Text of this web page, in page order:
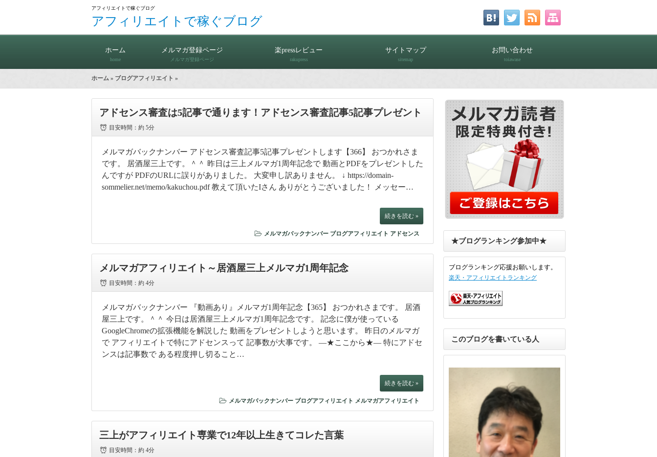
アフィリエイトで稼ぐブログ
アフィリエイトで稼ぐブログ
ホーム
home
メルマガ登録ページ
メルマガ登録ページ
楽pressレビュー
rakupress
サイトマップ
sitemap
お問い合わせ
toiawase
ホーム » ブログアフィリエイト »
アドセンス審査は5記事で通ります！アドセンス審査記事5記事プレゼント
目安時間：約 5分
メルマガバックナンバー アドセンス審査記事5記事プレゼントします【366】 おつかれさま
です。 居酒屋三上です。＾＾ 昨日は三上メルマガ1周年記念で 動画とPDFをプレゼントした
んですが PDFのURLに誤りがありました。 大変申し訳ありません。 ↓ https://domain-
sommelier.net/memo/kakuchou.pdf 教えて頂いたIさん ありがとうございました！ メッセー…
続きを読む »
メルマガバックナンバー ブログアフィリエイト アドセンス
メルマガアフィリエイト～居酒屋三上メルマガ1周年記念
目安時間：約 4分
メルマガバックナンバー 『動画あり』メルマガ1周年記念【365】 おつかれさまです。 居酒
屋三上です。＾＾ 今日は居酒屋三上メルマガ1周年記念です。 記念に僕が使っている
GoogleChromeの拡張機能を解説した 動画をプレゼントしようと思います。 昨日のメルマガ
で アフィリエイトで特にアドセンスって 記事数が大事です。 —★ここから★— 特にアドセ
ンスは記事数で ある程度押し切ること…
続きを読む »
メルマガバックナンバー ブログアフィリエイト メルマガアフィリエイト
三上がアフィリエイト専業で12年以上生きてコレた言葉
目安時間：約 4分
★ブログランキング参加中★
ブログランキング応援お願いします。
楽天・アフィリエイトランキング
このブログを書いている人